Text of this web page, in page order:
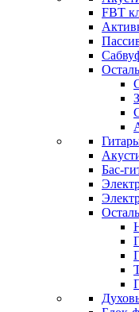
FBT
Бас-